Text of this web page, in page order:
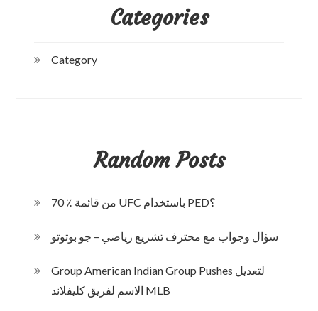
Categories
Category
Random Posts
70 ٪ من قائمة UFC باستخدام PED؟
سؤال وجواب مع محترف تشريع رياضي – جو بوتوتو
Group American Indian Group Pushes لتعديل
الاسم لفريق كليفلاند MLB